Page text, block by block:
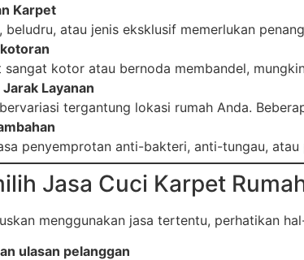
Karpet
beludru, atau jenis eksklusif memerlukan
kotor atau bernoda membandel,
Layanan
tergantung lokasi rumah Anda.
penyemprotan anti-bakteri, anti-tungau,
Jasa Cuci Karpet
menggunakan jasa tertentu, perhatikan
ulasan pelanggan